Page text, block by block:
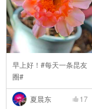
早上好！#每天一条昆友
圈#
夏晨东 17